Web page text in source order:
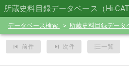
所蔵史料目録データベース（Hi-CAT
データベース検索 所蔵史料目録データ
前件 次件 一覧